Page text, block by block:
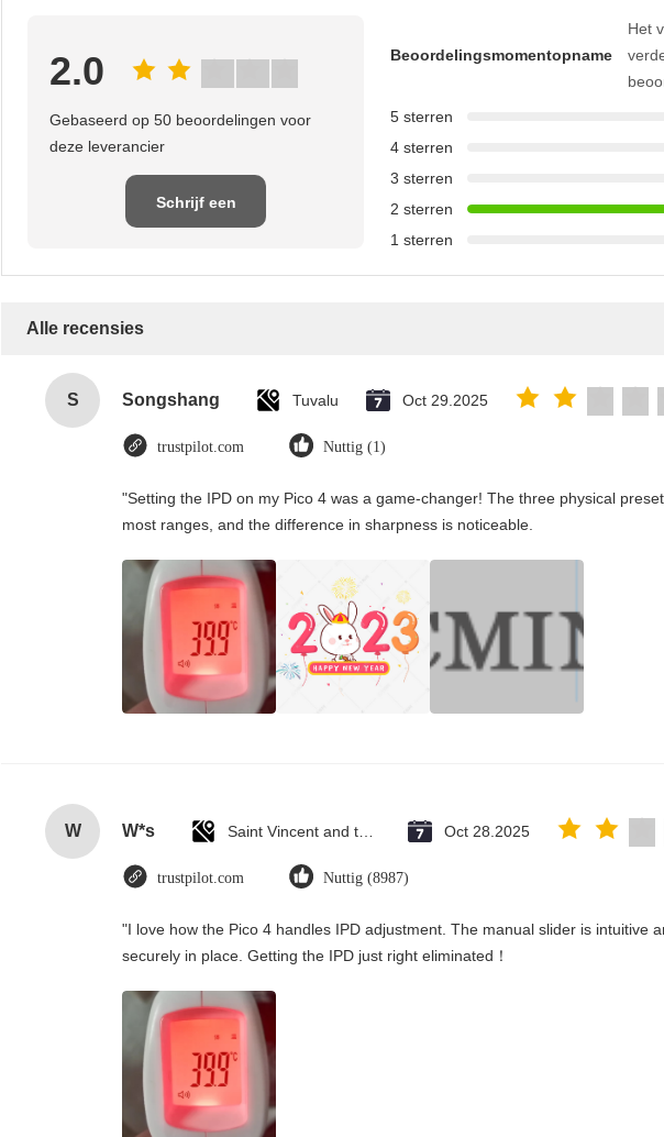
2.0
Gebaseerd op 50 beoordelingen voor
deze leverancier
Schrijf een
Beoordelingsmomentopname
Het
5 sterren
4 sterren
3 sterren
2 sterren
1 sterren
Alle recensies
S Songshang Tuvalu Oct 29.2025
trustpilot.com Nuttig (1)
"Setting the IPD on my Pico 4 was a game-changer! The three physical
most ranges, and the difference in sharpness is noticeable.
W W*s Oct 28.2025
trustpilot.com Nuttig (8987)
"I love how the Pico 4 handles IPD adjustment. The manual slider is intuitive
securely in place. Getting the IPD just right eliminated！